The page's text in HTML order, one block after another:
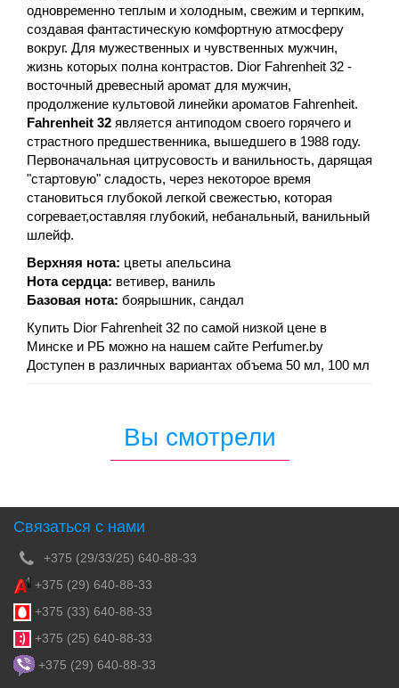
одновременно теплым и холодным, свежим и терпким,
создавая фантастическую комфортную атмосферу
вокруг. Для мужественных и чувственных мужчин,
жизнь которых полна контрастов. Dior Fahrenheit 32 -
восточный древесный аромат для мужчин,
продолжение культовой линейки ароматов Fahrenheit.
Fahrenheit 32 является антиподом своего горячего и
страстного предшественника, вышедшего в 1988 году.
Первоначальная цитрусовость и ванильность, дарящая
"стартовую" сладость, через некоторое время
становиться глубокой легкой свежестью, которая
согревает,оставляя глубокий, небанальный, ванильный
шлейф.
Верхняя нота: цветы апельсина
Нота сердца: ветивер, ваниль
Базовая нота: боярышник, сандал
Купить Dior Fahrenheit 32 по самой низкой цене в
Минске и РБ можно на нашем сайте Perfumer.by
Доступен в различных вариантах объема 50 мл, 100 мл
Вы смотрели
Связаться с нами
+375 (29/33/25) 640-88-33
+375 (29) 640-88-33
+375 (33) 640-88-33
+375 (25) 640-88-33
+375 (29) 640-88-33